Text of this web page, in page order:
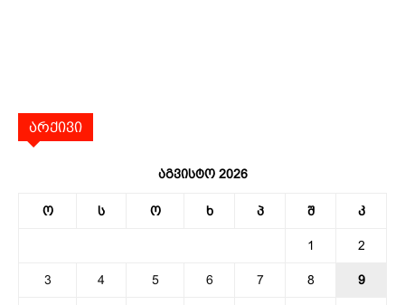
არქივი
აგვისტო 2026
ო ს ო ხ პ შ კ
1 2
3 4 5 6 7 8 9